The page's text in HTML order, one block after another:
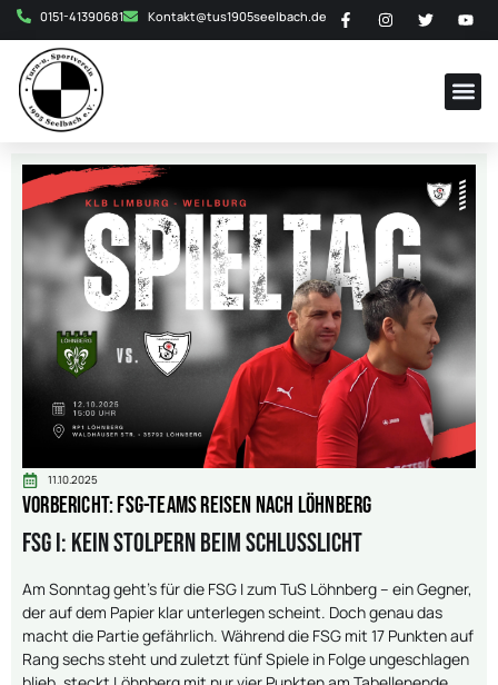
0151-41390681 Kontakt@tus1905seelbach.de
11.10.2025
Vorbericht: FSG-Teams reisen nach Löhnberg
FSG I: Kein Stolpern beim Schlusslicht
Am Sonntag geht’s für die FSG I zum TuS Löhnberg – ein Gegner,
der auf dem Papier klar unterlegen scheint. Doch genau das
macht die Partie gefährlich. Während die FSG mit 17 Punkten auf
Rang sechs steht und zuletzt fünf Spiele in Folge ungeschlagen